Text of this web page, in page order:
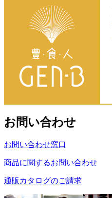
お問い合わせ
お問い合わせ窓口
商品に関するお問い合わせ
通販カタログのご請求